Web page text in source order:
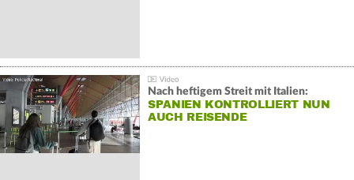
Nach heftigem Streit mit Italien:
SPANIEN KONTROLLIERT NUN
AUCH REISENDE